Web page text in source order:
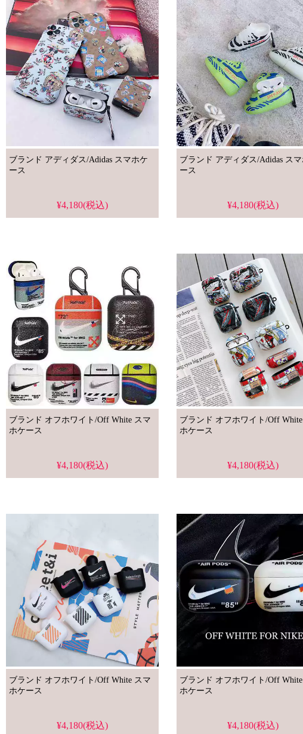
ブランド アディダス/Adidas スマホケ
ース
¥4,180(税込)
ブランド アディダス/Adidas スマホケ
ース
¥4,180(税込)
ブランド オフホワイト/Off White スマ
ホケース
¥4,180(税込)
ブランド オフホワイト/Off White スマ
ホケース
¥4,180(税込)
ブランド オフホワイト/Off White スマ
ホケース
¥4,180(税込)
ブランド オフホワイト/Off White スマ
ホケース
¥4,180(税込)